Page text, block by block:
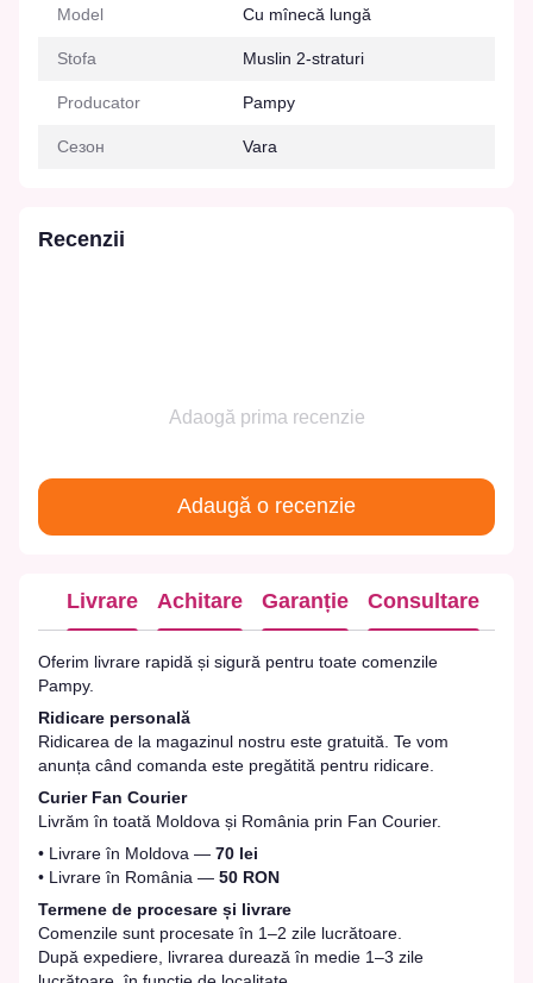
Model Cu mînecă lungă
Stofa Muslin 2-straturi
Producator Pampy
Сезон Vara
Recenzii
Adaogă prima recenzie
Adaugă o recenzie
Livrare Achitare Garanție Consultare
Oferim livrare rapidă și sigură pentru toate comenzile
Pampy.
Ridicare personală
Ridicarea de la magazinul nostru este gratuită. Te vom
anunța când comanda este pregătită pentru ridicare.
Curier Fan Courier
Livrăm în toată Moldova și România prin Fan Courier.
• Livrare în Moldova — 70 lei
• Livrare în România — 50 RON
Termene de procesare și livrare
Comenzile sunt procesate în 1–2 zile lucrătoare.
După expediere, livrarea durează în medie 1–3 zile